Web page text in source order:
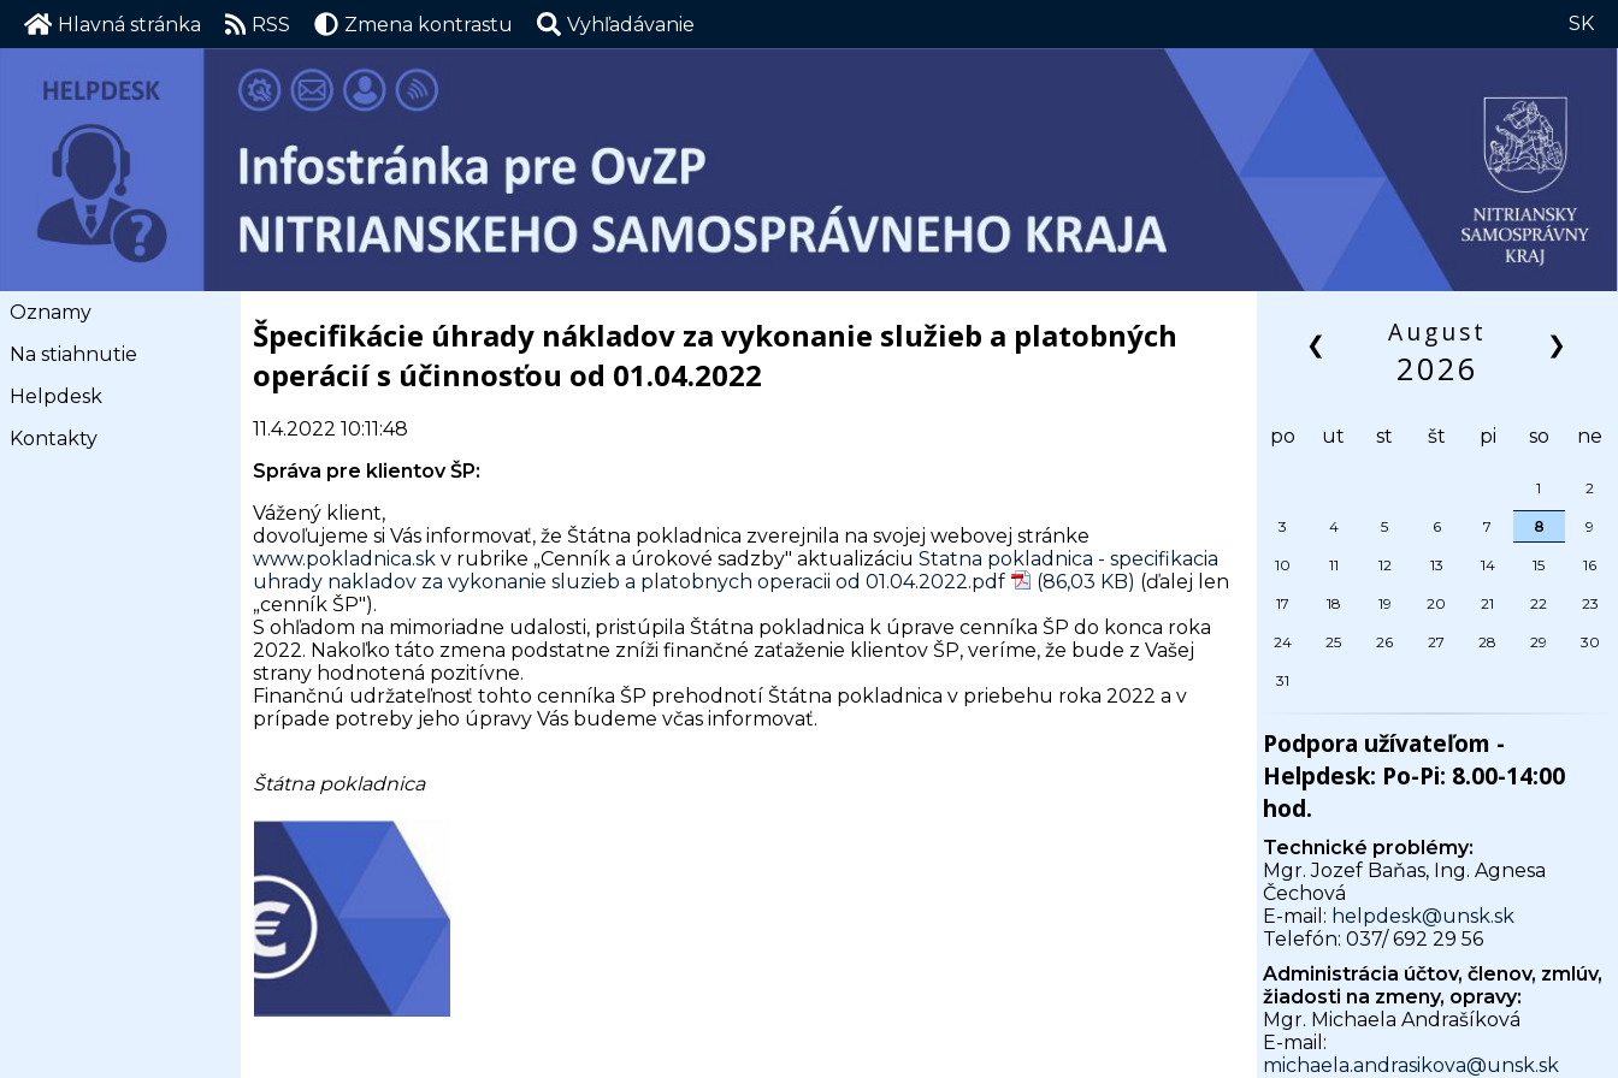
Hlavná stránka RSS Zmena kontrastu Vyhľadávanie SK
Oznamy
Na stiahnutie
Helpdesk
Kontakty
Špecifikácie úhrady nákladov za vykonanie služieb a platobných
operácií s účinnosťou od 01.04.2022
11.4.2022 10:11:48
Správa pre klientov ŠP:
Vážený klient,
dovoľujeme si Vás informovať, že Štátna pokladnica zverejnila na svojej webovej stránke
www.pokladnica.sk v rubrike „Cenník a úrokové sadzby" aktualizáciu Statna pokladnica - specifikacia
uhrady nakladov za vykonanie sluzieb a platobnych operacii od 01.04.2022.pdf
(ďalej len
„cenník ŠP").
S ohľadom na mimoriadne udalosti, pristúpila Štátna pokladnica k úprave cenníka ŠP do konca roka
2022. Nakoľko táto zmena podstatne zníži finančné zaťaženie klientov ŠP, veríme, že bude z Vašej
strany hodnotená pozitívne.
Finančnú udržateľnosť tohto cenníka ŠP prehodnotí Štátna pokladnica v priebehu roka 2022 a v
prípade potreby jeho úpravy Vás budeme včas informovať.
Štátna pokladnica
❮ August
2026
❯
po ut st št pi so ne
1 2
3 4 5 6 7 8 9
10 11 12 13 14 15 16
17 18 19 20 21 22 23
24 25 26 27 28 29 30
31
Podpora užívateľom -
Helpdesk: Po-Pi: 8.00-14:00
hod.
Technické problémy:
Mgr. Jozef Baňas, Ing. Agnesa
Čechová
E-mail: helpdesk@unsk.sk
Telefón: 037/ 692 29 56
Administrácia účtov, členov, zmlúv,
žiadosti na zmeny, opravy:
Mgr. Michaela Andrašíková
E-mail:
michaela.andrasikova@unsk.sk